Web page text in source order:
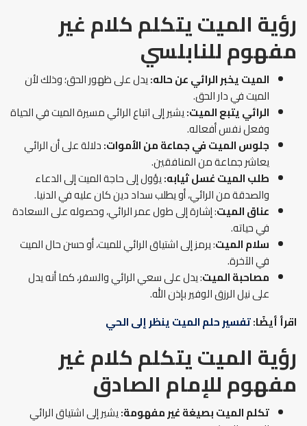
رؤية الميت يتكلم كلام غير
مفهومللنابلسي
الميت يخبر الرائي عن حاله:يدل على ظهور الحق؛ وذلك لأن
الميت في دار الحق.
الرائي يتبع الميت:يشير إلى اتباع الرائي مسيرة الميت في الحياة
وفعل نفس أفعاله.
جلوس الميت في جماعة من الأموات:دلالة على أن الرائي
يعاشر جماعة من المنافقين.
طلب الميت غسل ثيابه:يؤول إلى حاجة الميت إلى الدعاء
والصدقة من الرائي، أو يطلب سداد دين كان عليه في الدنيا.
عناق الميت: إشارة إلى طول عمر الرائي، وحصوله على السعادة
في حياته.
سلام الميت: يرمز إلى اشتياق الرائي للميت، أو حسن حال الميت
في الآخرة.
مصاحبة الميت: يدل على سعي الرائي والسفر، كما أنه يدل
على نيل الرزق الوفير بإذن الله.
اقرأ أيضًا:تفسير حلم الميت ينظر إلى الحي
رؤية الميت يتكلم كلام غير
مفهومللإمام الصادق
تكلم الميت بصيغة غير مفهومة:يشير إلى اشتياق الرائي